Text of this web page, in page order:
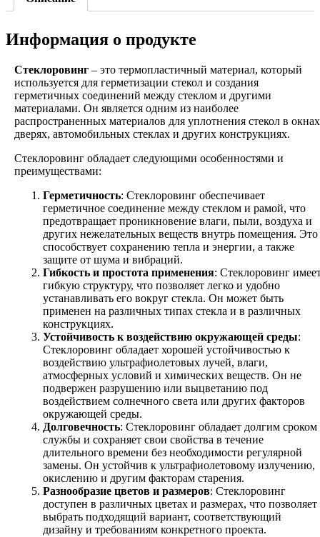
Информация о продукте
Стеклоровинг – это термопластичный материал, который
используется для герметизации стекол и создания
герметичных соединений между стеклом и другими
материалами. Он является одним из наиболее
распространенных материалов для уплотнения стекол в
дверях, автомобильных стеклах и других конструкциях.
Стеклоровинг обладает следующими особенностями и
преимуществами:
Герметичность: Стеклоровинг обеспечивает
герметичное соединение между стеклом и рамой, что
предотвращает проникновение влаги, пыли, воздуха и
других нежелательных веществ внутрь помещения. Это
способствует сохранению тепла и энергии, а также
защите от шума и вибраций.
Гибкость и простота применения: Стеклоровинг
гибкую структуру, что позволяет легко и удобно
устанавливать его вокруг стекла. Он может быть
применен на различных типах стекла и в различных
конструкциях.
Устойчивость к воздействию окружающей среды:
Стеклоровинг обладает хорошей устойчивостью к
воздействию ультрафиолетовых лучей, влаги,
атмосферных условий и химических веществ. Он не
подвержен разрушению или выцветанию под
воздействием солнечного света или других факторов
окружающей среды.
Долговечность: Стеклоровинг обладает долгим сроком
службы и сохраняет свои свойства в течение
длительного времени без необходимости регулярной
замены. Он устойчив к ультрафиолетовому излучению,
окислению и другим факторам старения.
Разнообразие цветов и размеров: Стеклоровинг
доступен в различных цветах и размерах, что позволяет
выбрать подходящий вариант, соответствующий
дизайну и требованиям конкретного проекта.